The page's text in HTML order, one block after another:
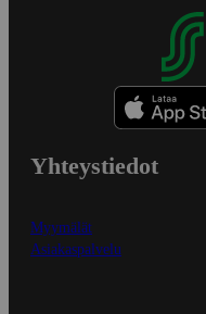
Yhteystiedot
Myymälät
Asiakaspalvelu